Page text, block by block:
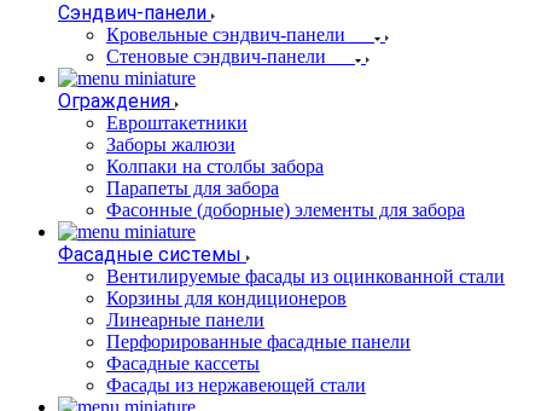
Сэндвич-панели
Кровельные сэндвич-панели
Стеновые сэндвич-панели
Ограждения
Евроштакетники
Заборы жалюзи
Колпаки на столбы забора
Парапеты для забора
Фасонные (доборные) элементы для забора
Фасадные системы
Вентилируемые фасады из оцинкованной стали
Корзины для кондиционеров
Линеарные панели
Перфорированные фасадные панели
Фасадные кассеты
Фасады из нержавеющей стали